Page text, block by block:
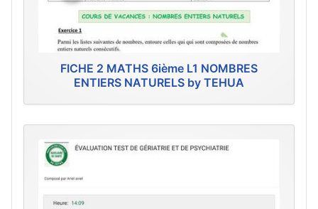
FICHE 2 MATHS 6ième L1 NOMBRES
ENTIERS NATURELS by TEHUA